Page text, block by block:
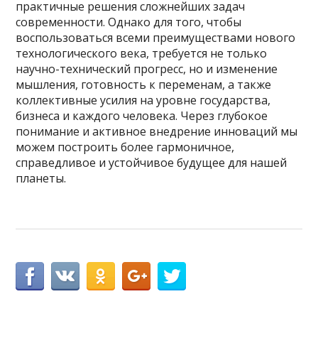
практичные решения сложнейших задач
современности. Однако для того, чтобы
воспользоваться всеми преимуществами нового
технологического века, требуется не только
научно-технический прогресс, но и изменение
мышления, готовность к переменам, а также
коллективные усилия на уровне государства,
бизнеса и каждого человека. Через глубокое
понимание и активное внедрение инноваций мы
можем построить более гармоничное,
справедливое и устойчивое будущее для нашей
планеты.